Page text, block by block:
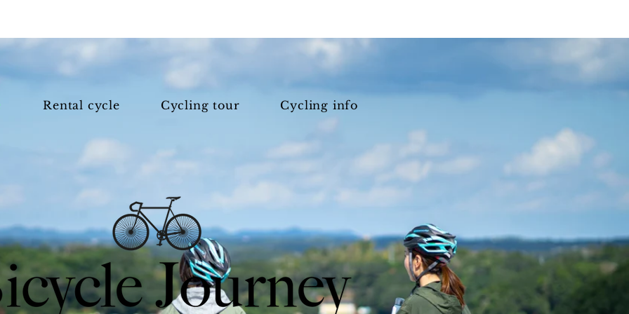
Rental cycle Cycling tour Cycling info